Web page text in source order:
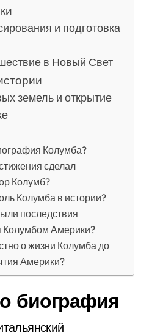
и подготовка
в Новый Свет
земель и открытие
Колумба?
сделал
Колумб?
Колумба в истории?
последствия
Колумбом Америки?
о жизни Колумба до
Америки?
биография